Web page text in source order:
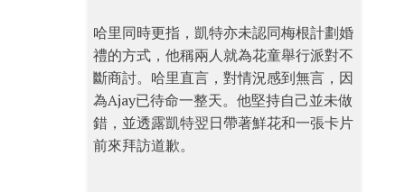
哈里同時更指，凱特亦未認同梅根計劃婚
禮的方式，他稱兩人就為花童舉行派對不
斷商討。哈里直言，對情況感到無言，因
為Ajay已待命一整天。他堅持自己並未做
錯，並透露凱特翌日帶著鮮花和一張卡片
前來拜訪道歉。